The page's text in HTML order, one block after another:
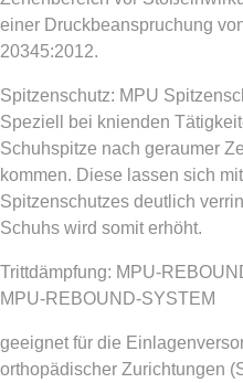
einer Druckbeanspruchung
20345:2012.
Spitzenschutz: MPU
Speziell bei knienden
Schuhspitze nach geraumer
kommen. Diese lassen sich
Spitzenschutzes deutlich
Schuhs wird somit erhöht.
Trittdämpfung: MPU-
MPU-REBOUND-SYSTEM
geeignet für die
orthopädischer Zurichtungen